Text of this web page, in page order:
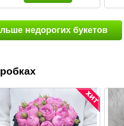
недорогих букетов